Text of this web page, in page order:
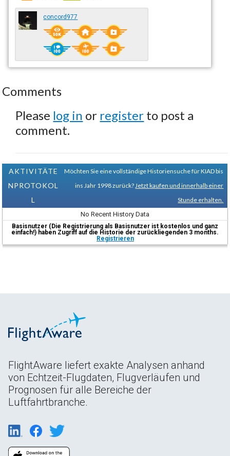
concord977
Comments
Please log in or register to post a
comment.
AKTIVITÄTE
NPROTOKOL
L
Möchten Sie eine vollständige Historiensuche für KIAD bis
ins Jahr 1998 zurück? Jetzt kaufen und innerhalb einer
Stunde erhalten.
No Recent History Data
Basisnutzer (Die Registrierung als Basisnutzer ist kostenlos und ganz
einfach!) haben Zugriff auf die Historie der zurückliegenden 3 months.
Registrieren
FlightAware liefert exakte Analysen anhand
von Echtzeit-Flugdaten, Flugverläufen und
Prognosen für alle Bereiche der
Luftfahrtbranche.